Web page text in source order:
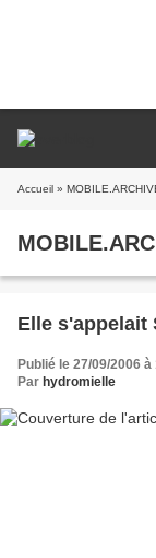
Accueil »
Elle s'appelait
Publié le 27/09/2006 à
Par hydromielle